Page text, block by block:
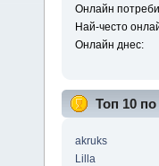
Онлайн
Най-често
Онлайн днес:
Топ 10
akruks
Lilla